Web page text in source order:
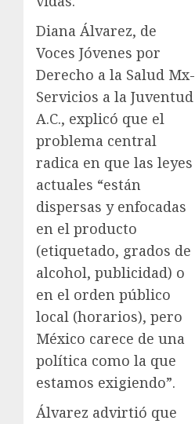
Diana Álvarez, de
Voces Jóvenes por
Derecho a la Salud Mx-
Servicios a la Juventud
A.C., explicó que el
problema central
radica en que las leyes
actuales “están
dispersas y enfocadas
en el producto
(etiquetado, grados de
alcohol, publicidad) o
en el orden público
local (horarios), pero
México carece de una
política como la que
estamos exigiendo”.
Álvarez advirtió que